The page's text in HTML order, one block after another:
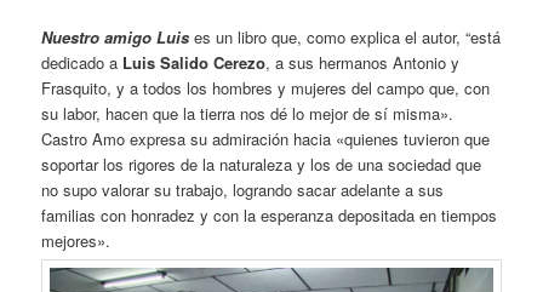
Nuestro amigo Luis es un libro que, como explica el autor, “está
dedicado a Luis Salido Cerezo, a sus hermanos Antonio y
Frasquito, y a todos los hombres y mujeres del campo que, con
su labor, hacen que la tierra nos dé lo mejor de sí misma».
Castro Amo expresa su admiración hacia «quienes tuvieron que
soportar los rigores de la naturaleza y los de una sociedad que
no supo valorar su trabajo, logrando sacar adelante a sus
familias con honradez y con la esperanza depositada en tiempos
mejores».